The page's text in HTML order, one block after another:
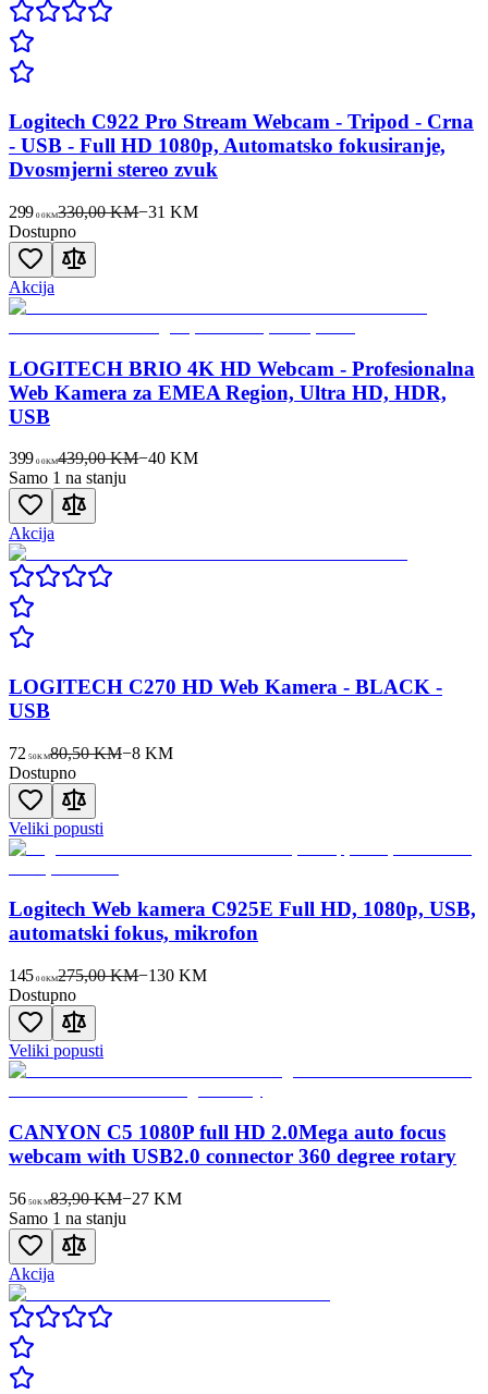
Logitech C922 Pro Stream Webcam - Tripod - Crna
- USB - Full HD 1080p, Automatsko fokusiranje,
Dvosmjerni stereo zvuk
299 00KM330,00 KM−31 KM
Dostupno
Akcija
LOGITECH BRIO 4K HD Webcam - Profesionalna
Web Kamera za EMEA Region, Ultra HD, HDR,
USB
399 00KM439,00 KM−40 KM
Samo 1 na stanju
Akcija
LOGITECH C270 HD Web Kamera - BLACK -
USB
72 50KM80,50 KM−8KM
Dostupno
Veliki popusti
Logitech Web kamera C925E Full HD, 1080p, USB,
automatski fokus, mikrofon
145 00KM275,00 KM−130 KM
Dostupno
Veliki popusti
CANYON C5 1080P full HD 2.0Mega auto focus
webcam with USB2.0 connector 360 degree rotary
56 50KM83,90 KM−27KM
Samo 1 na stanju
Akcija